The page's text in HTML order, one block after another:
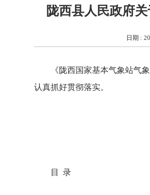
陇西县人民政府
日期 :
《陇西国家基本气象站气
认真抓好贯彻落实。
目 录